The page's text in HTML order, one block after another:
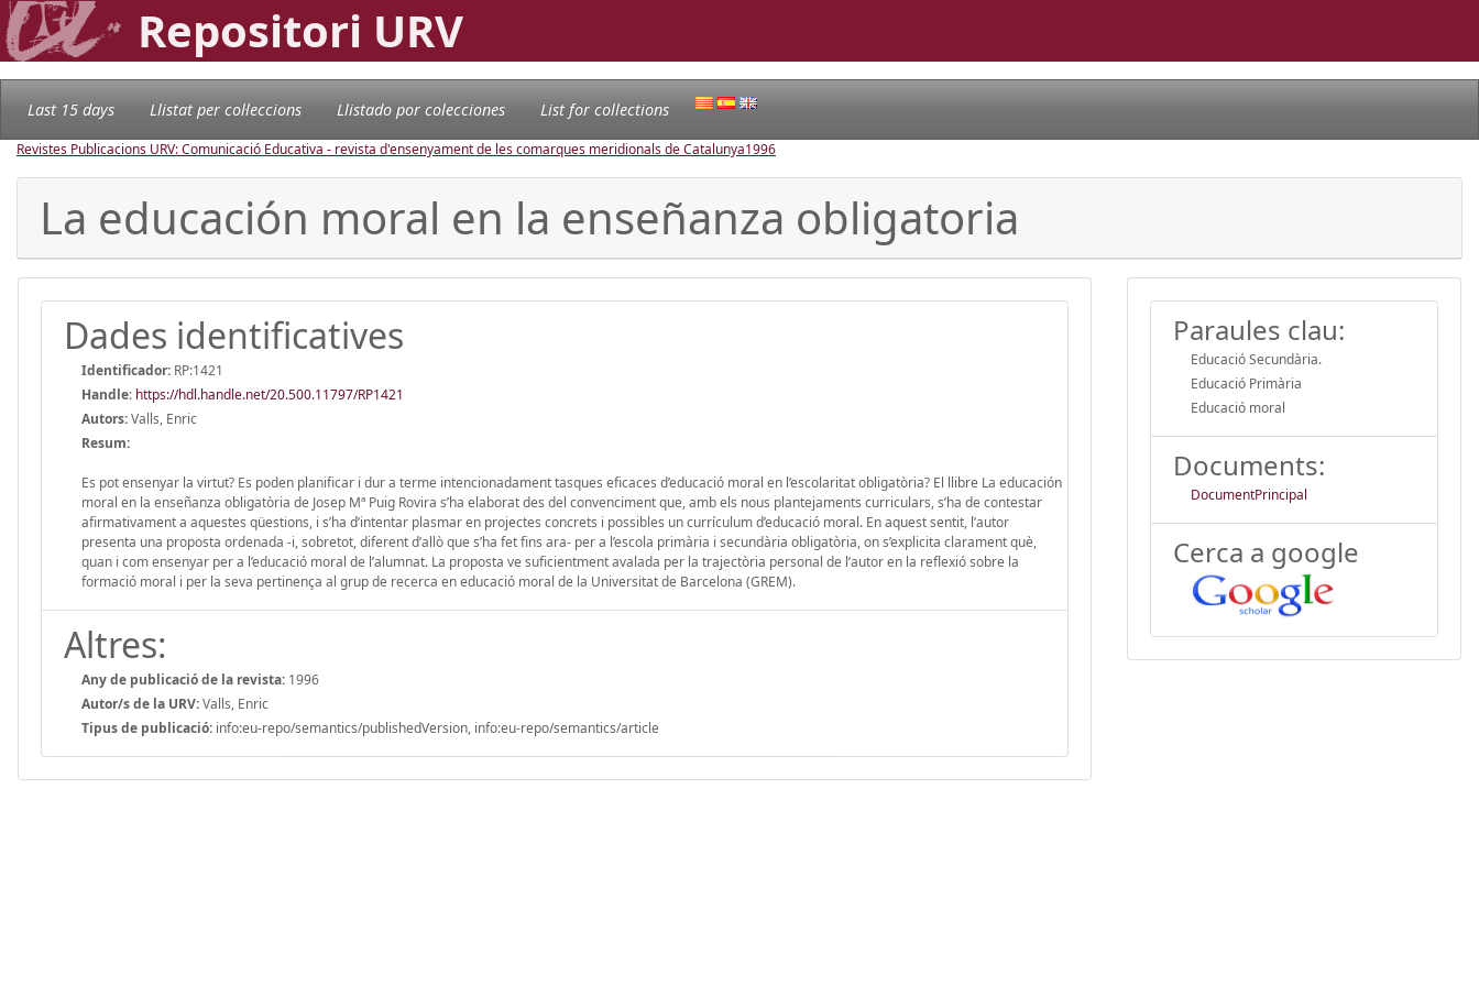
Repositori URV
Last 15 days Llistat per col·leccions Llistado por colecciones List for collections
Revistes Publicacions URV: Comunicació Educativa - revista d'ensenyament de les comarques meridionals de Catalunya1996
La educación moral en la enseñanza obligatoria
Dades identificatives
Identificador: RP:1421
Handle: https://hdl.handle.net/20.500.11797/RP1421
Autors:Valls, Enric
Resum:
Es pot ensenyar la virtut? Es poden planificar i dur a terme intencionadament tasques eficaces d’educació moral en l’escolaritat obligatòria? El llibre La educación
moral en la enseñanza obligatòria de Josep Mª Puig Rovira s’ha elaborat des del convenciment que, amb els nous plantejaments curriculars, s’ha de contestar
afirmativament a aquestes qüestions, i s’ha d’intentar plasmar en projectes concrets i possibles un currículum d’educació moral. En aquest sentit, l’autor
presenta una proposta ordenada -i, sobretot, diferent d’allò que s’ha fet fins ara- per a l’escola primària i secundària obligatòria, on s’explicita clarament què,
quan i com ensenyar per a l’educació moral de l’alumnat. La proposta ve suficientment avalada per la trajectòria personal de l’autor en la reflexió sobre la
formació moral i per la seva pertinença al grup de recerca en educació moral de la Universitat de Barcelona (GREM).
Altres:
Any de publicació de la revista: 1996
Autor/s de la URV:Valls, Enric
Tipus de publicació: info:eu-repo/semantics/publishedVersion, info:eu-repo/semantics/article
Paraules clau:
Educació Secundària.
Educació Primària
Educació moral
Documents:
DocumentPrincipal
Cerca a google